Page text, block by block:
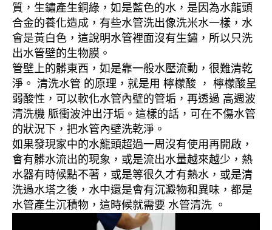
質，生鏽產生銅綠，如是藍色的水，是因為水龍頭
合金的養化造成，有些水管洗出像洗米水一樣，水
會是黃白色，這說明水管裡面沒有生鏽，所以只洗
出水管壁的生物膜。
管壁上的髒東西，如是靠一般水壓流動，很難清乾
淨。 清洗水管 的原理，就是用 檸檬酸 ， 檸檬酸呈
弱酸性，可以軟化水管內壁的管垢，再透過 高週波
清洗機 脈衝波沖出汙垢。這樣的話，可在不傷水管
的狀況下，把水管內壁洗乾淨。
如果發現家中的水龍頭超過一周沒有使用再開啟，
會有髒水流出的現象，或是流出水量越來越少，熱
水器有時候點不著，或是等很久才有熱水，或是清
洗過水塔之後，水中還是會有沉澱物和異味，都是
水管產生沉積物，這時候就需要 水管清洗 。